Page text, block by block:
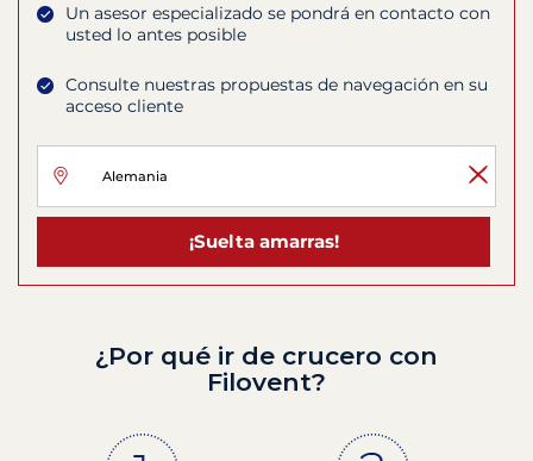
Un asesor especializado se pondrá en contacto con
usted lo antes posible
Consulte nuestras propuestas de navegación en su
acceso cliente
¡Suelta amarras!
¿Por qué ir de crucero con
Filovent?